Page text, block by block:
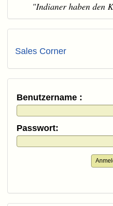
"Indianer haben den
Sales Corner
Benutzername :
Passwort: